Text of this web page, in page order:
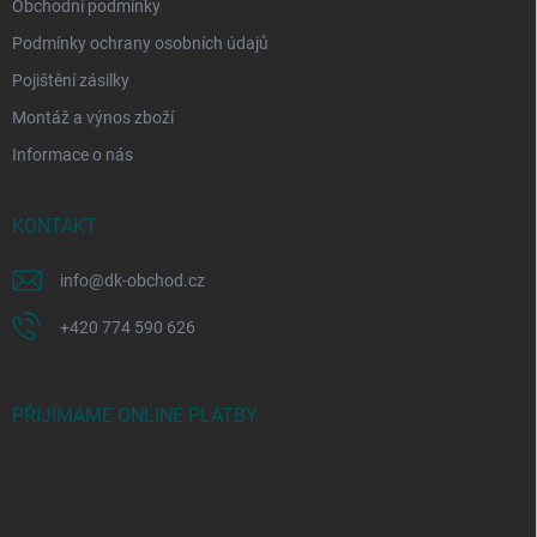
Obchodní podmínky
Podmínky ochrany osobních údajů
Pojištění zásilky
Montáž a výnos zboží
Informace o nás
KONTAKT
info@dk-obchod.cz
+420 774 590 626
PŘIJÍMÁME ONLINE PLATBY